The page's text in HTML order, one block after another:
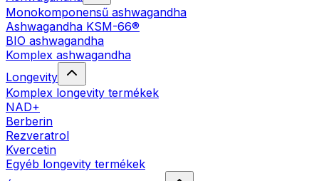
Monokomponensű ashwagandha
Ashwagandha KSM-66®
BIO ashwagandha
Komplex ashwagandha
Longevity
Komplex longevity termékek
NAD+
Berberin
Rezveratrol
Kvercetin
Egyéb longevity termékek